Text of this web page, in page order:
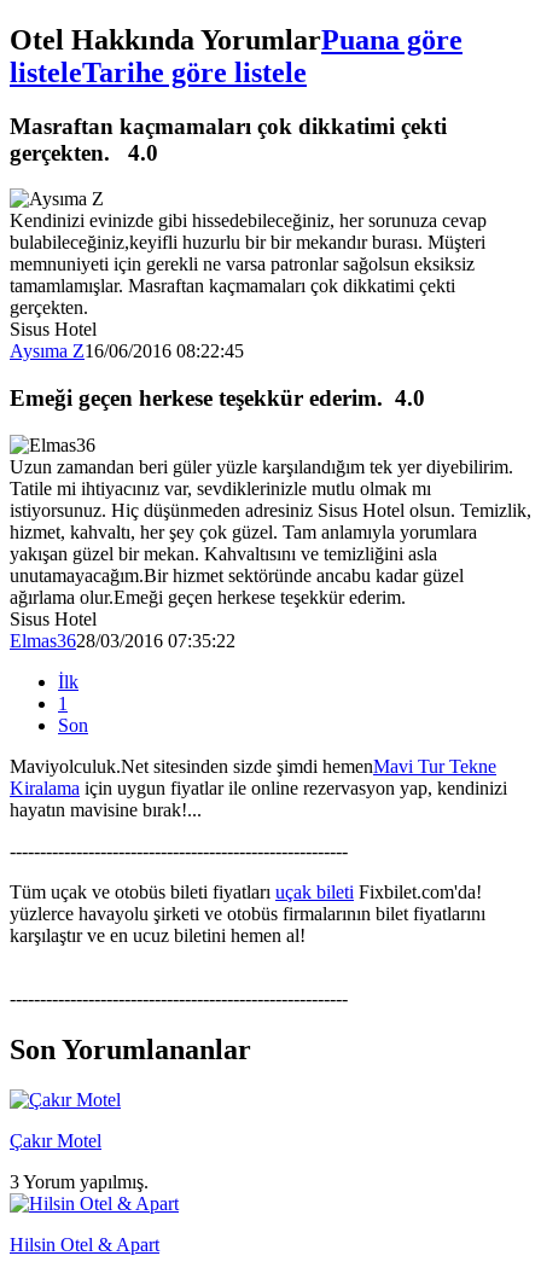
Otel Hakkında YorumlarPuana göre
listeleTarihe göre listele
Masraftan kaçmamaları çok dikkatimi çekti
gerçekten.
4.0
Kendinizi evinizde gibi hissedebileceğiniz, her sorunuza cevap
bulabileceğiniz,keyifli huzurlu bir bir mekandır burası. Müşteri
memnuniyeti için gerekli ne varsa patronlar sağolsun eksiksiz
tamamlamışlar. Masraftan kaçmamaları çok dikkatimi çekti
gerçekten.
Sisus Hotel
Aysıma Z16/06/2016 08:22:45
Emeği geçen herkese teşekkür ederim. 4.0
Uzun zamandan beri güler yüzle karşılandığım tek yer diyebilirim.
Tatile mi ihtiyacınız var, sevdiklerinizle mutlu olmak mı
istiyorsunuz. Hiç düşünmeden adresiniz Sisus Hotel olsun. Temizlik,
hizmet, kahvaltı, her şey çok güzel. Tam anlamıyla yorumlara
yakışan güzel bir mekan. Kahvaltısını ve temizliğini asla
unutamayacağım.Bir hizmet sektöründe ancabu kadar güzel
ağırlama olur.Emeği geçen herkese teşekkür ederim.
Sisus Hotel
Elmas3628/03/2016 07:35:22
İlk
1
Son
Maviyolculuk.Net sitesinden sizde şimdi hemenMavi Tur Tekne
Kiralama için uygun fiyatlar ile online rezervasyon yap, kendinizi
hayatın mavisine bırak!...
--------------------------------------------------------
Tüm uçak ve otobüs bileti fiyatları uçak bileti Fixbilet.com'da!
yüzlerce havayolu şirketi ve otobüs firmalarının bilet fiyatlarını
karşılaştır ve en ucuz biletini hemen al!
--------------------------------------------------------
Son Yorumlananlar
Çakır Motel
3 Yorum yapılmış.
Hilsin Otel & Apart